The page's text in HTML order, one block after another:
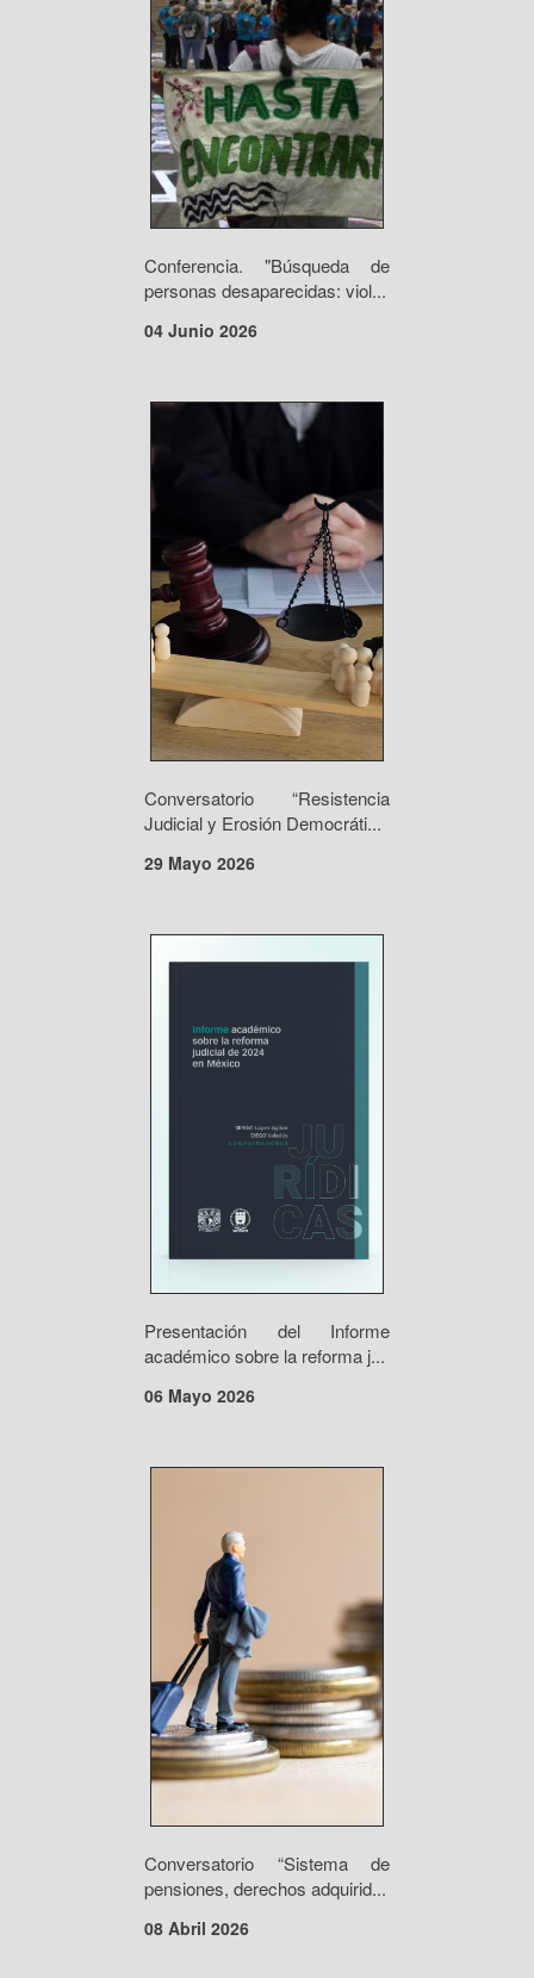
Conferencia. "Búsqueda de
personas desaparecidas: viol...
04 Junio 2026
Conversatorio “Resistencia
Judicial y Erosión Democráti...
29 Mayo 2026
Presentación del Informe
académico sobre la reforma j...
06 Mayo 2026
Conversatorio “Sistema de
pensiones, derechos adquirid...
08 Abril 2026